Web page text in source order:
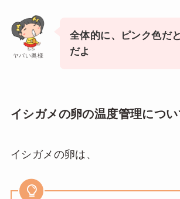
ヤバい奥様
全体的に、ピンク色だ
だよ
イシガメの卵の温度管理につい
イシガメの卵は、